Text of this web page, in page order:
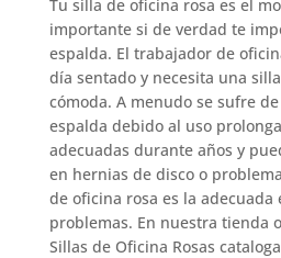
Tu silla de oficina rosa es el
importante si de verdad te
espalda. El trabajador de
día sentado y necesita una
cómoda. A menudo se sufre
espalda debido al uso
adecuadas durante años y
en hernias de disco o
de oficina rosa es la adecuada
problemas. En nuestra tienda
Sillas de Oficina Rosas